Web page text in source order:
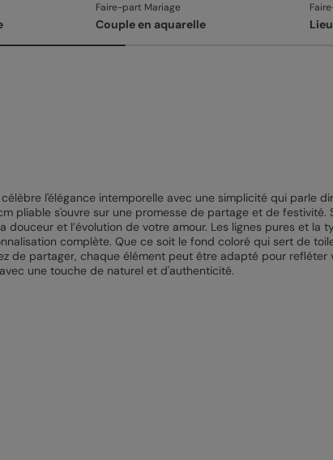
Faire-part Mariage
Couple en aquarelle
célèbre l'élégance intemporelle avec une simplicité qui parle
pliable s'ouvre sur une promesse de partage et de
douceur et l’évolution de votre amour. Les lignes pures et
complète. Que ce soit le fond coloré qui sert de
de partager, chaque élément peut être adapté pour
une touche de naturel et d'authenticité.